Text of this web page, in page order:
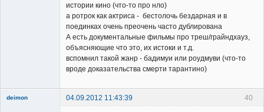
истории кино (что-то про нло)
а ротрок как актриса - бестолочь бездарная и в
поединках очень преочень часто дублирована
А есть документальные фильмы про треш/грайндхауз,
объясняющие что это, их истоки и т.д.
вспомнил такой жанр - бадимуи или роудмуви (что-то
вроде доказательства смерти тарантино)
40
deimon
04.09.2012 11:43:39